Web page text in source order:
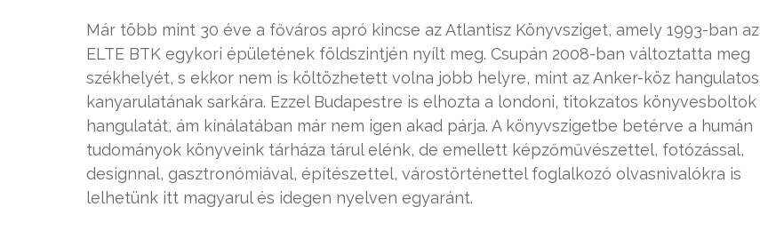
Már több mint 30 éve a főváros apró kincse az Atlantisz Könyvsziget, amely 1993-ban az
ELTE BTK egykori épületének földszintjén nyílt meg. Csupán 2008-ban változtatta meg
székhelyét, s ekkor nem is költözhetett volna jobb helyre, mint az Anker-köz hangulatos
kanyarulatának sarkára. Ezzel Budapestre is elhozta a londoni, titokzatos könyvesboltok
hangulatát, ám kínálatában már nem igen akad párja. A könyvszigetbe betérve a humán
tudományok könyveink tárháza tárul elénk, de emellett képzőművészettel, fotózással,
designnal, gasztronómiával, építészettel, várostörténettel foglalkozó olvasnivalókra is
lelhetünk itt magyarul és idegen nyelven egyaránt.